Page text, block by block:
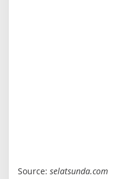
Source: selatsunda.com